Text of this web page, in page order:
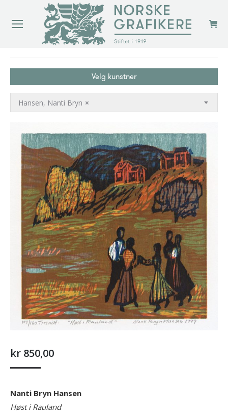
Velg kunstner
×
Hansen, Nanti Bryn
kr 850,00
Nanti Bryn Hansen
Høst i Rauland